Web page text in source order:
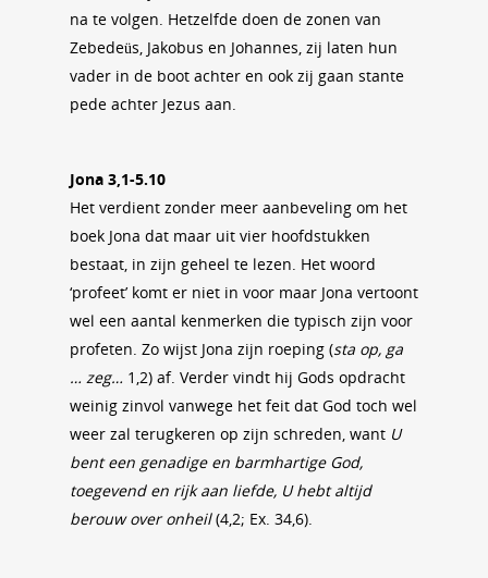
na te volgen. Hetzelfde doen de zonen van
Zebedeüs, Jakobus en Johannes, zij laten hun
vader in de boot achter en ook zij gaan stante
pede achter Jezus aan.
Jona 3,1-5.10
Het verdient zonder meer aanbeveling om het
boek Jona dat maar uit vier hoofdstukken
bestaat, in zijn geheel te lezen. Het woord
‘profeet’ komt er niet in voor maar Jona vertoont
wel een aantal kenmerken die typisch zijn voor
profeten. Zo wijst Jona zijn roeping (sta op, ga
… zeg… 1,2) af. Verder vindt hij Gods opdracht
weinig zinvol vanwege het feit dat God toch wel
weer zal terugkeren op zijn schreden, want U
bent een genadige en barmhartige God,
toegevend en rijk aan liefde, U hebt altijd
berouw over onheil(4,2; Ex. 34,6).